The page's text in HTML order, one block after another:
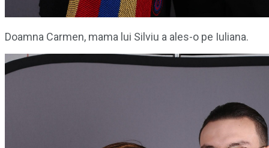
Doamna Carmen, mama lui Silviu a ales-o pe Iuliana.